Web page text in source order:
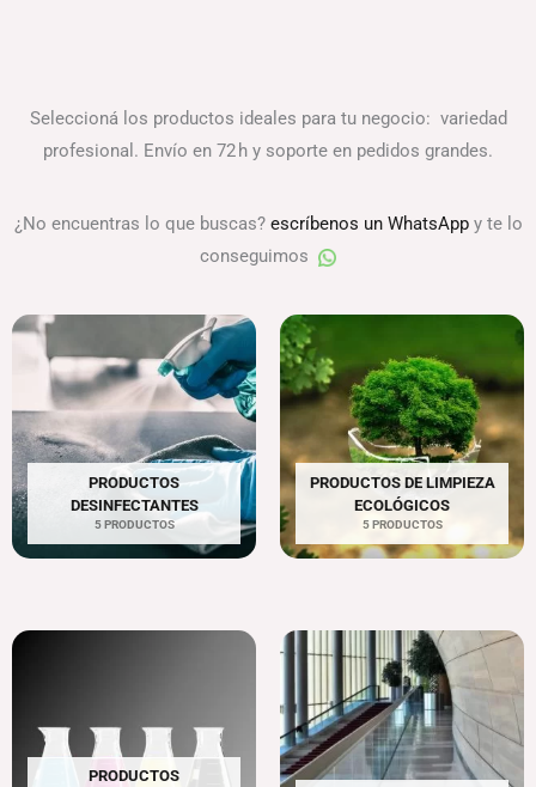
Seleccioná los productos ideales para tu negocio: variedad
profesional. Envío en 72 h y soporte en pedidos grandes.
¿No encuentras lo que buscas? escríbenos un WhatsAppy te lo
conseguimos
PRODUCTOS
DESINFECTANTES
5 PRODUCTOS
PRODUCTOS DE LIMPIEZA
ECOLÓGICOS
5 PRODUCTOS
PRODUCTOS